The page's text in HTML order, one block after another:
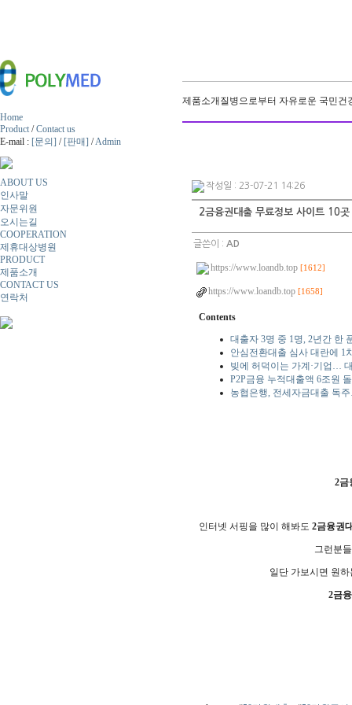
Home
Product /Contact us
E-mail : [문의] / [판매] /Admin
ABOUT US
인사말
자문위원
오시는길
COOPERATION
제휴대상병원
PRODUCT
제품소개
CONTACT US
연락처
제품소개 질병으로부터 자유로운 국민건
작성일 : 23-07-21 14:26
2금융권대출 무료정보 사이트 10곳
글쓴이 :AD
https://www.loandb.top [1612]
https://www.loandb.top [1658]
Contents
대출자 3명 중 1명, 2년간 한
안심전환대출 심사 대란에 1
빚에 허덕이는 가계·기업…
P2P금융 누적대출액 6조원
농협은행, 전세자금대출 독
2금
인터넷 서핑을 많이 해봐도2금융권
그런분
일단 가보시면 원
2금